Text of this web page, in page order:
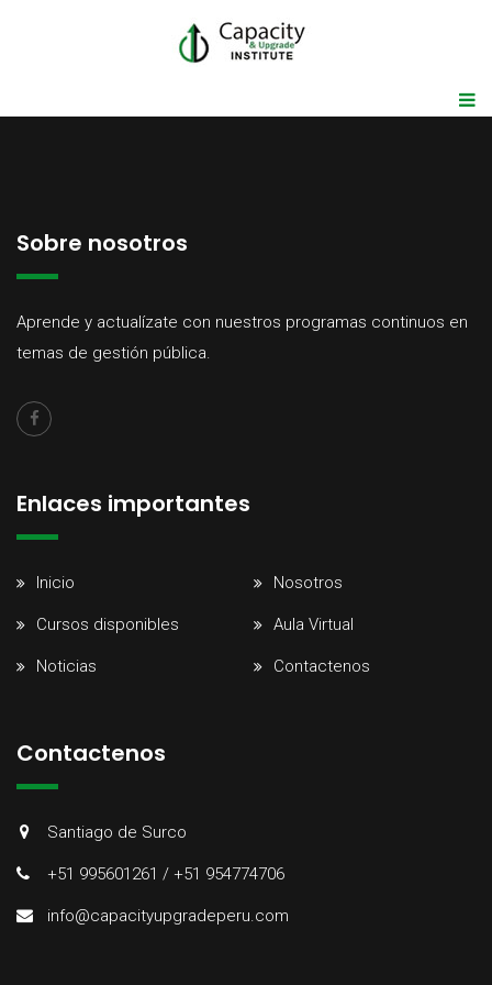
Sobre nosotros
Aprende y actualízate con nuestros programas continuos en
temas de gestión pública.
Enlaces importantes
Inicio Nosotros
Cursos disponibles Aula Virtual
Noticias Contactenos
Contactenos
Santiago de Surco
+51 995601261 / +51 954774706
info@capacityupgradeperu.com